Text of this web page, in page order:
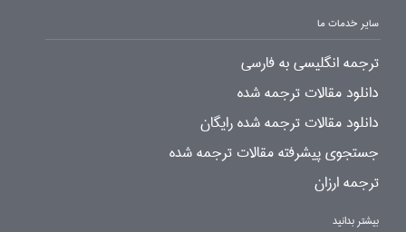
سایر خدمات ما
ترجمه انگلیسی به فارسی
دانلود مقالات ترجمه شده
دانلود مقالات ترجمه شده رایگان
جستجوی پیشرفته مقالات ترجمه شده
ترجمه ارزان
بیشتر بدانید